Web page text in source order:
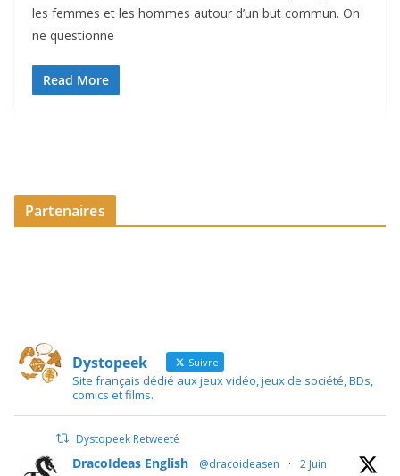
les femmes et les hommes autour d’un but commun. On
ne questionne
Read More
Partenaires
Dystopeek Suivre
Site français dédié aux jeux vidéo, jeux de société, BDs,
comics et films.
Dystopeek Retweeté
DracoIdeas English @dracoideasen · 2 Juin